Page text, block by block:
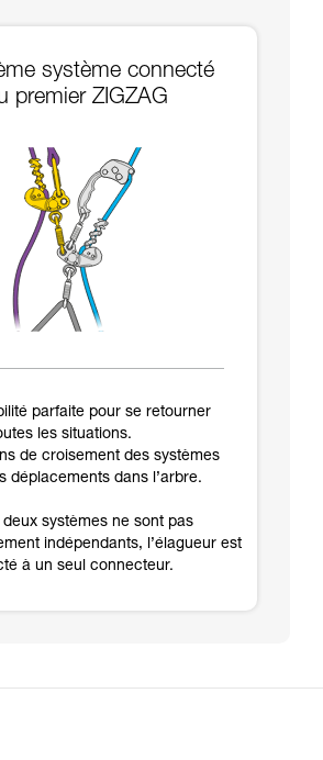
système connecté
premier ZIGZAG
parfaite pour se retourner
les situations.
de croisement des systèmes
déplacements dans l’arbre.
deux systèmes ne sont pas
indépendants, l’élagueur est
à un seul connecteur.